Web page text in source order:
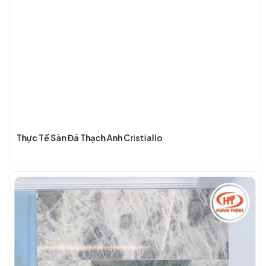
Thực Tế Sàn Đá Thạch Anh Cristiallo